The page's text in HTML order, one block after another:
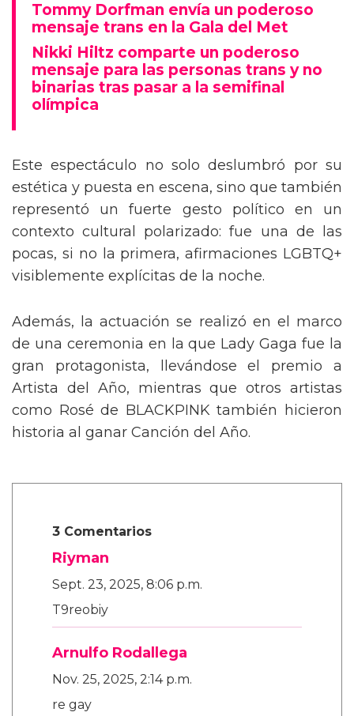
Tommy Dorfman envía un poderoso
mensaje trans en la Gala del Met
Nikki Hiltz comparte un poderoso
mensaje para las personas trans y no
binarias tras pasar a la semifinal
olímpica
Este espectáculo no solo deslumbró por su
estética y puesta en escena, sino que también
representó un fuerte gesto político en un
contexto cultural polarizado: fue una de las
pocas, si no la primera, afirmaciones LGBTQ+
visiblemente explícitas de la noche.
Además, la actuación se realizó en el marco
de una ceremonia en la que Lady Gaga fue la
gran protagonista, llevándose el premio a
Artista del Año, mientras que otros artistas
como Rosé de BLACKPINK también hicieron
historia al ganar Canción del Año.
3 Comentarios
Riyman
Sept. 23, 2025, 8:06 p.m.
T9reobiy
Arnulfo Rodallega
Nov. 25, 2025, 2:14 p.m.
re gay